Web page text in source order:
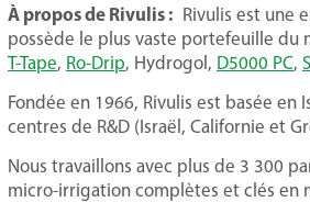
À propos de Rivulis : Rivulis est une
possède le plus vaste portefeuille du
T-Tape, Ro-Drip, Hydrogol, D5000 PC,
Fondée en 1966, Rivulis est basée
centres de R&D (Israël, Californie et
Nous travaillons avec plus de 3 300
micro-irrigation complètes et clés en